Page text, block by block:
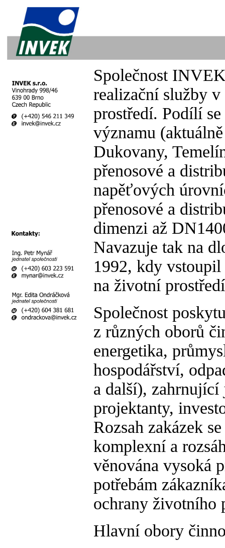
Společnost
realizační služby
prostředí. Podílí
významu
Dukovany,
přenosové a
napěťových
přenosové a
dimenzi až
Navazuje tak na
1992, kdy
na životní
Společnost
z různých oborů
energetika,
hospodářství,
a další),
projektanty,
Rozsah zakázek
komplexní a
věnována vysoká
potřebám
ochrany životního
Hlavní obory